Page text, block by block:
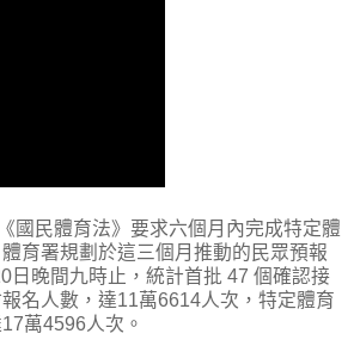
國民體育法》要求六個月內完成特定體
育署規劃於這三個月推動的民眾預報
日晚間九時止，統計首批 47 個確認接
名人數，達11萬6614人次，特定體育
萬4596人次。